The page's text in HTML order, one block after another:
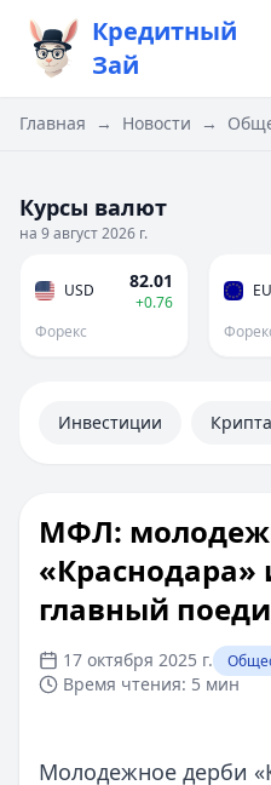
Кредитный
Зай
Главная → Новости →
Курсы валют
на 9 август 2026 г.
USD 82.01
+0.76
Форекс
Инвестиции Крипта
МФЛ:
«Краснодара»
главный
17 октября 2025 г.
Время чтения: 5 мин
Молодежное дерби